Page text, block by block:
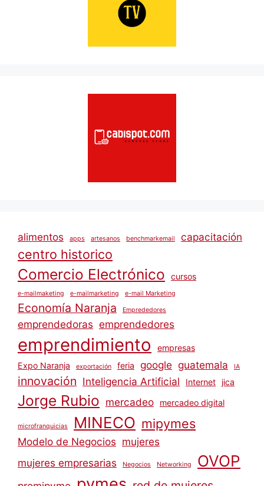
alimentos apps artesanos benchmarkemail capacitación
centro historico
Comercio Electrónico cursos
e-mailmaketing e-mailmarketing e-mail Marketing
Economía Naranja Emprededores
emprendedoras emprendedores
emprendimiento
empresas
Expo Naranja
exportación feria google guatemala IA
innovación Inteligencia Artificial Internet jica
Jorge Rubio mercadeo mercadeo digital
microfranquicias MINECO mipymes
Modelo de Negocios mujeres
mujeres empresarias
Negocios Networking OVOP